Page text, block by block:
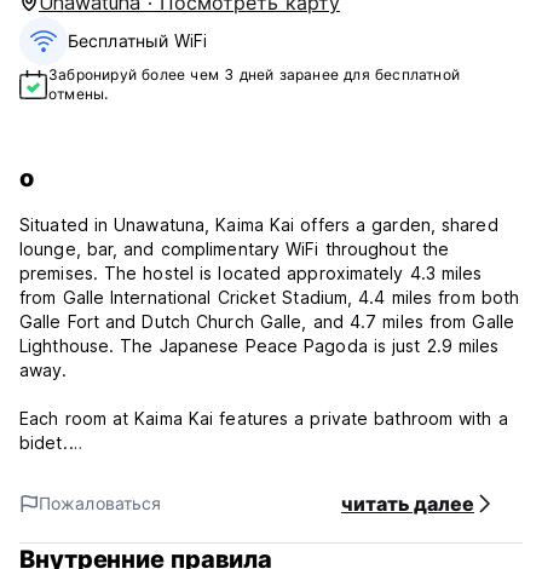
Бесплатный WiFi
Забронируй более чем 3 дней заранее для бесплатной
отмены.
о
Situated in Unawatuna, Kaima Kai offers a garden, shared
lounge, bar, and complimentary WiFi throughout the
premises. The hostel is located approximately 4.3 miles
from Galle International Cricket Stadium, 4.4 miles from both
Galle Fort and Dutch Church Galle, and 4.7 miles from Galle
Lighthouse. The Japanese Peace Pagoda is just 2.9 miles
away.
Each room at Kaima Kai features a private bathroom with a
bidet.
Kaima Kai is conveniently close to popular attractions such
as Unawatuna Beach, Dalawella Beach, and Mihiripenna
Beach. The nearest airport, Koggala Airport, is 4.3 miles
from the property.
Пожаловаться читать далее
Внутренние правила